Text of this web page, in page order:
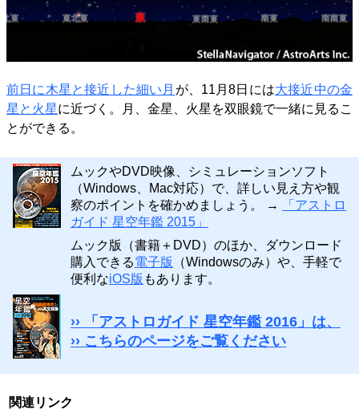
前日に木星と接近した細い月 が、11月8日には大接近中の金
星と火星に近づく。月、金星、火星を双眼鏡で一緒に見るこ
とができる。
ムックやDVD映像、シミュレーションソフト
（Windows、Mac対応）で、詳しい見え方や観
察のポイントを確かめましょう。 →
「アストロ
ガイド 星空年鑑 2015」
ムック版（書籍＋DVD）のほか、ダウンロード
購入できる電子版
（Windowsのみ）や、手軽で
便利なiOS版 もあります。
›› 「アストロガイド 星空年鑑 2016」は、
›› こちらのページをご覧ください
関連リンク